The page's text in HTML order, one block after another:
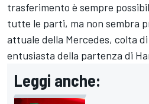
trasferimento è sempre
tutte le parti, ma non sembra
attuale della Mercedes, colta
entusiasta della partenza di
Leggi anche: